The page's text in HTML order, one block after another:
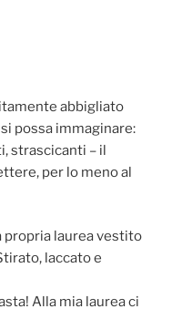
abbigliato
possa immaginare:
strascicanti – il
per lo meno al
propria laurea vestito
laccato e
Alla mia laurea ci